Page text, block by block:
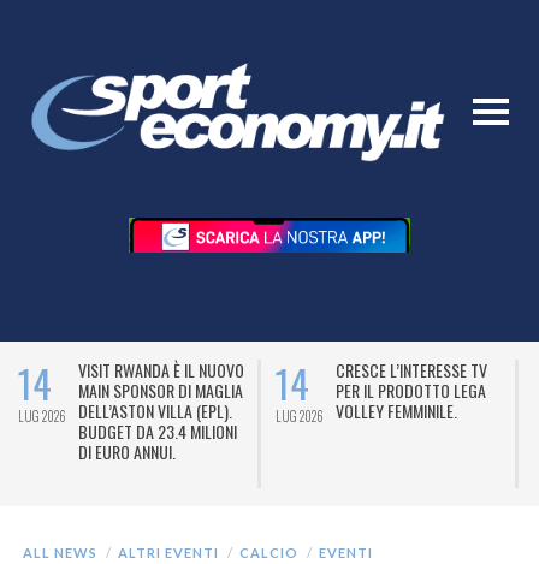
14
LUG 2026
VISIT RWANDA È IL NUOVO
MAIN SPONSOR DI MAGLIA
DELL’ASTON VILLA (EPL).
BUDGET DA 23.4 MILIONI
DI EURO ANNUI.
14
LUG 2026
CRESCE L’INTERESSE TV
PER IL PRODOTTO LEGA
VOLLEY FEMMINILE.
ALL NEWS ALTRI EVENTI CALCIO
EVENTI